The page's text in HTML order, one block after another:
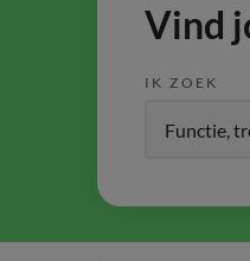
Vind
IK ZOEK